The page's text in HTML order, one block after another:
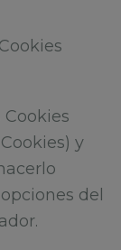
y
del